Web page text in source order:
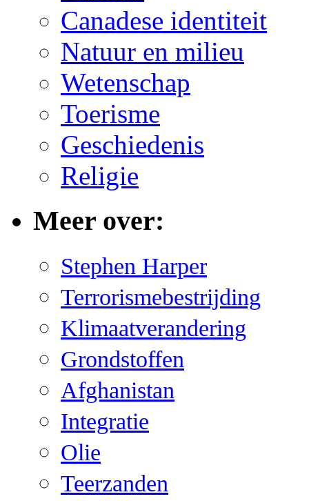
Canadese identiteit
Natuur en milieu
Wetenschap
Toerisme
Geschiedenis
Religie
Meer over:
Stephen Harper
Terrorismebestrijding
Klimaatverandering
Grondstoffen
Afghanistan
Integratie
Olie
Teerzanden